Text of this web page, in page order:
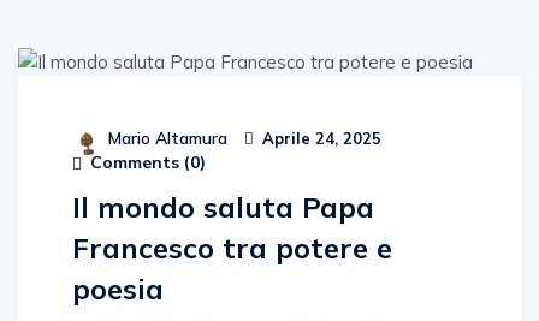
Mario Altamura Aprile 24, 2025
Comments (0)
Il mondo saluta Papa
Francesco tra potere e
poesia